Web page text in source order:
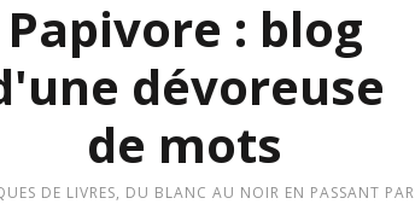
Papivore : blog
dévoreuse
de mots
DE LIVRES, DU BLANC AU NOIR EN PASSANT PAR